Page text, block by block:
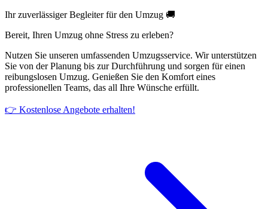
Ihr zuverlässiger Begleiter für den Umzug 🚚
Bereit, Ihren Umzug ohne Stress zu erleben?
Nutzen Sie unseren umfassenden Umzugsservice. Wir unterstützen
Sie von der Planung bis zur Durchführung und sorgen für einen
reibungslosen Umzug. Genießen Sie den Komfort eines
professionellen Teams, das all Ihre Wünsche erfüllt.
👉 Kostenlose Angebote erhalten!